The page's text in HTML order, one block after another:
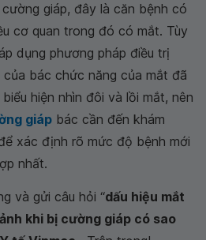
giáp, đây là căn bệnh có
cơ quan trong đó có mắt. Tùy
dụng phương pháp điều trị
bác chức năng của mắt đã
hiện nhìn đôi và lồi mắt, nên
giáp bác cần đến khám
xác định rõ mức độ bệnh mới
nhất.
và gửi câu hỏi “dấu hiệu mắt
khi bị cường giáp có sao